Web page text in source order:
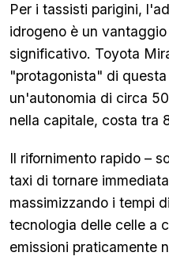
Per i tassisti parigini,
idrogeno è un
significativo. Toyota
"protagonista" di
un'autonomia di circa
nella capitale, costa tra
Il rifornimento rapido –
taxi di tornare
massimizzando i tempi
tecnologia delle celle a
emissioni praticamente